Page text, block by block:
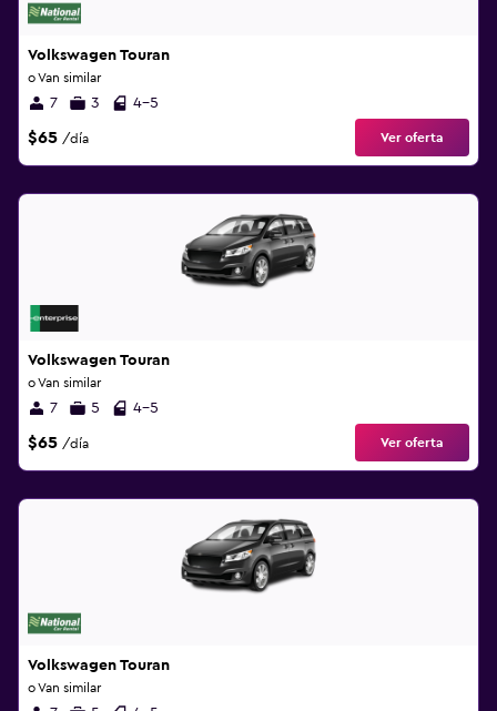
Volkswagen Touran
o Van similar
7 3 4-5
$65 /día Ver oferta
Volkswagen Touran
o Van similar
7 5 4-5
$65 /día Ver oferta
Volkswagen Touran
o Van similar